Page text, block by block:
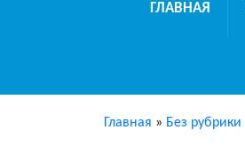
ГЛАВНАЯ
Главная » Без рубрики